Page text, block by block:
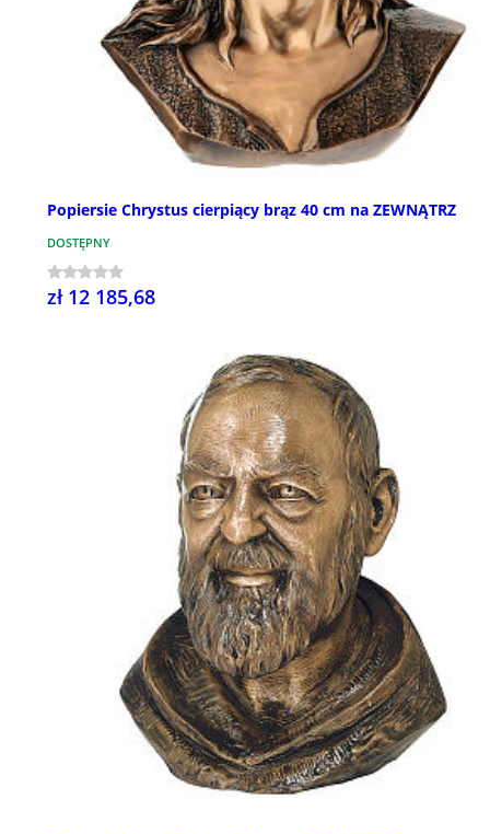
Popiersie Chrystus cierpiący brąz 40 cm na ZEWNĄTRZ
DOSTĘPNY
zł 12 185,68